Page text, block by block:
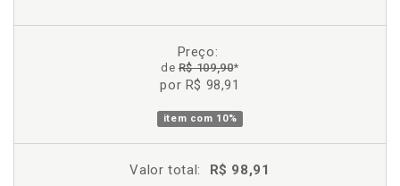
Preço:
deR$ 109,90*
por R$ 98,91
item com 10%
Valor total: R$ 98,91